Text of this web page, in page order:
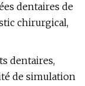
dentaires de
chirurgical,
dentaires,
de simulation